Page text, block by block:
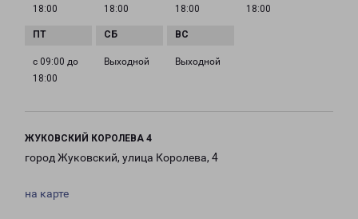
18:00
18:00
18:00
18:00
с 09:00 до
18:00
Выходной Выходной
ЖУКОВСКИЙ КОРОЛЕВА 4
город Жуковский, улица Королева, 4
на карте